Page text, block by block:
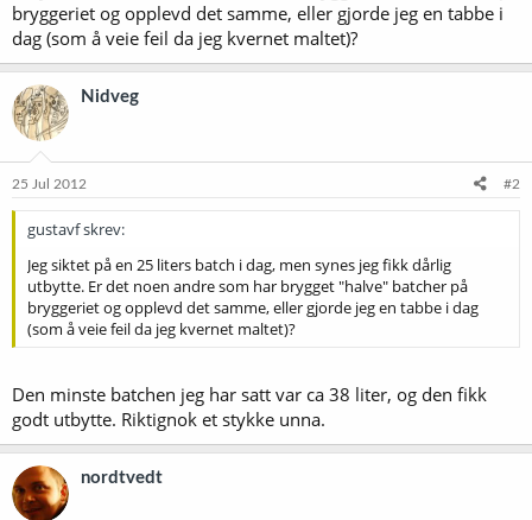
bryggeriet og opplevd det samme, eller gjorde jeg en tabbe i
dag (som å veie feil da jeg kvernet maltet)?
Nidveg
25 Jul 2012 #2
gustavf skrev:
Jeg siktet på en 25 liters batch i dag, men synes jeg fikk dårlig
utbytte. Er det noen andre som har brygget "halve" batcher på
bryggeriet og opplevd det samme, eller gjorde jeg en tabbe i dag
(som å veie feil da jeg kvernet maltet)?
Den minste batchen jeg har satt var ca 38 liter, og den fikk
godt utbytte. Riktignok et stykke unna.
nordtvedt